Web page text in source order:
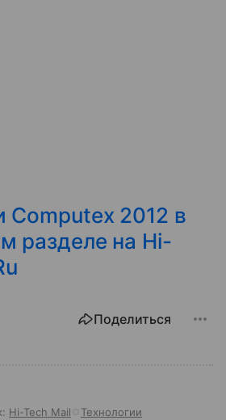
Computex 2012 в
разделе на Hi-
Поделиться
Hi-Tech Mail Технологии